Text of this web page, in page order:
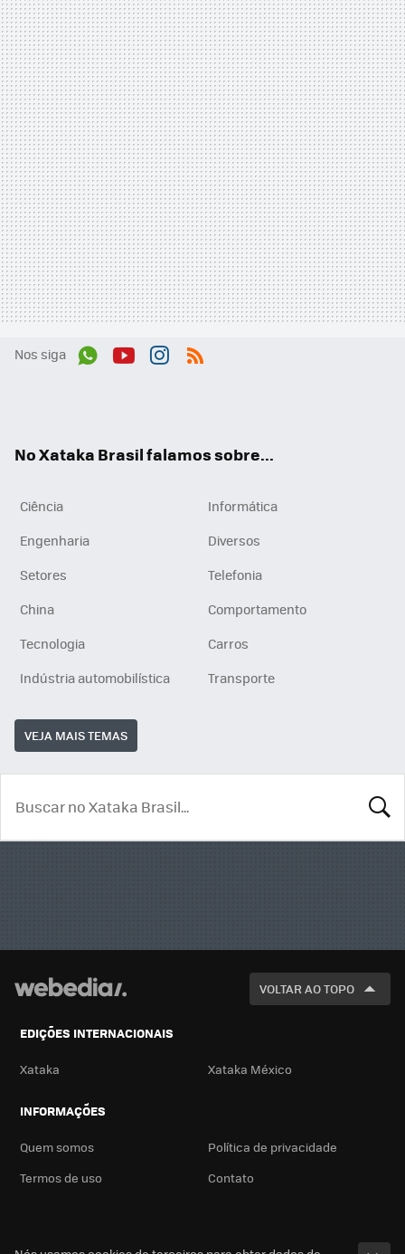
Nos siga
No Xataka Brasil falamos sobre...
Ciência
Informática
Engenharia
Diversos
Setores
Telefonia
China
Comportamento
Tecnologia
Carros
Indústria automobilística
Transporte
VEJA MAIS TEMAS
VOLTAR AO TOPO
EDIÇÕES INTERNACIONAIS
Xataka Xataka México
INFORMAÇÕES
Quem somos
Política de privacidade
Termos de uso
Contato